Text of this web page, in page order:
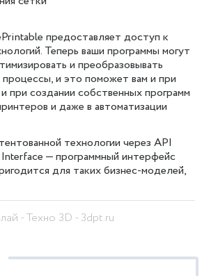
предоставляет доступ к
Теперь ваши программы могут
и преобразовывать
и это поможет вам и при
при создании собственных программ
и даже в автоматизации
технологии через API
— программный интерфейс
для таких бизнес-моделей,
- Техно 3D - 3dpt.ru